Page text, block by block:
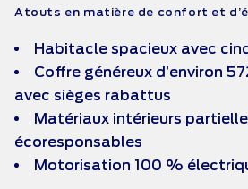
Atouts en matière de confort et
Habitacle spacieux avec
Coffre généreux d’environ
avec sièges rabattus
Matériaux intérieurs
écoresponsables
Motorisation 100 %